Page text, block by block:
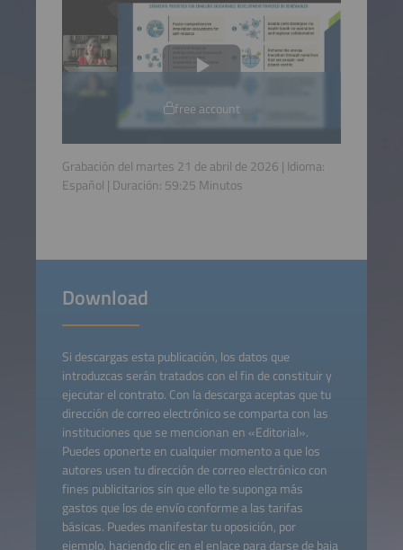
free account
Grabación del martes 21 de abril de 2026 | Idioma:
Español | Duración: 59:25 Minutos
Download
Si descargas esta publicación, los datos que
introduzcas serán tratados con el fin de constituir y
ejecutar el contrato. Con la descarga aceptas que tu
dirección de correo electrónico se comparta con las
instituciones que se mencionan en «Editorial».
Puedes oponerte en cualquier momento a que los
autores usen tu dirección de correo electrónico con
fines publicitarios sin que ello te suponga más
gastos que los de envío conforme a las tarifas
básicas. Puedes manifestar tu oposición, por
ejemplo, haciendo clic en el enlace para darse de baja